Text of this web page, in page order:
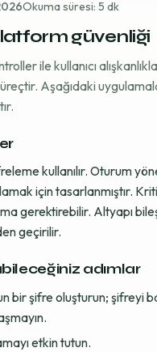
Okuma süresi: 5 dk
güvenliği
ile kullanıcı
Aşağıdaki
kullanılır. Oturum
için tasarlanmıştır.
gerektirebilir. Altyapı
geçirilir.
adımlar
bir şifre oluşturun; şifreyi
etkin tutun.